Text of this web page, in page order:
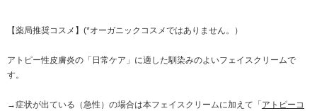
【薬局推奨コスメ】(*オーガニックコスメではありません。）
アトピー性皮膚炎の「日常ケア」に適した馴染みのよいフェイスクリームで
す。
→症状が出ている（急性）の場合は本フェイスクリームに加えて「 アトピーコ